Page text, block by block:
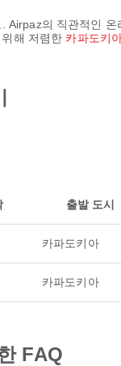
의 직관적인
해 저렴한 카파도키
출발 도시
카파도키아
카파도키아
FAQ